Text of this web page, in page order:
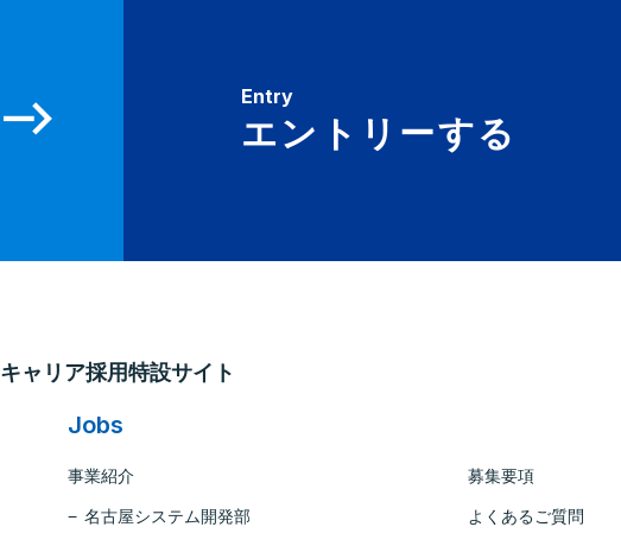
Entry
エントリーする
Jobs
事業紹介
名古屋システム開発部
募集要項
よくあるご質問
キャリア採用特設サイト